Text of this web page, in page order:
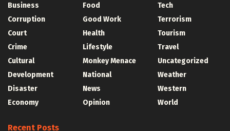
Business
Corruption
Court
Crime
Cultural
Development
Disaster
Economy
Food
Good Work
Health
Lifestyle
Monkey Menace
National
News
Opinion
Tech
Terrorism
Tourism
Travel
Uncategorized
Weather
Western
World
Recent Posts